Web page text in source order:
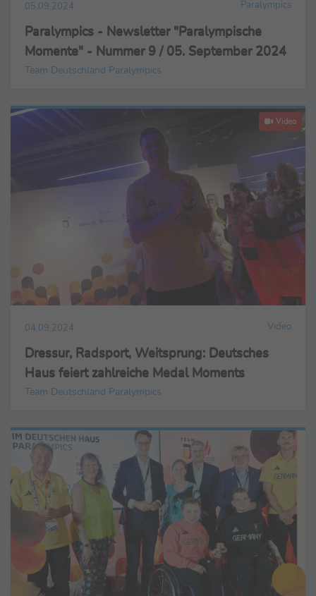
05.09.2024 Paralympics
Paralympics - Newsletter "Paralympische
Momente" - Nummer 9 / 05. September 2024
Team Deutschland Paralympics
Video
04.09.2024 Video
Dressur, Radsport, Weitsprung: Deutsches
Haus feiert zahlreiche Medal Moments
Team Deutschland Paralympics